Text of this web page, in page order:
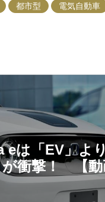
都市型 電気自動車
eは「EV」よ
衝撃！ 【動